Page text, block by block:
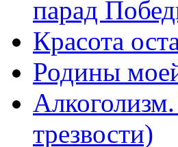
парад
Красота
Родины
трезвости)